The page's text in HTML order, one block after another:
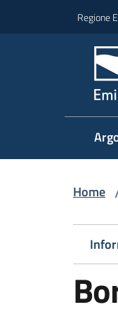
Regione
Home